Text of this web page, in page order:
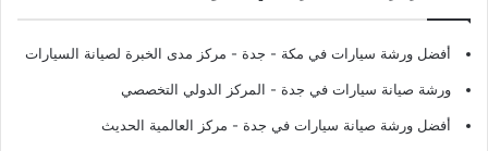
أفضل ورشة سيارات في مكة - جدة - مركز مدى الخبرة لصيانة السيارات
ورشة صيانة سيارات في جدة - المركز الدولي التخصصي
أفضل ورشة صيانة سيارات في جدة - مركز العالمية الحديث